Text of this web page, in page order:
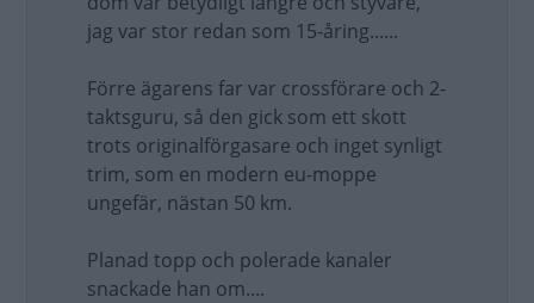
jag var stor redan som 15-åring......
Förre ägarens far var crossförare och 2-
taktsguru, så den gick som ett skott
trots originalförgasare och inget synligt
trim, som en modern eu-moppe
ungefär, nästan 50 km.
Planad topp och polerade kanaler
snackade han om....